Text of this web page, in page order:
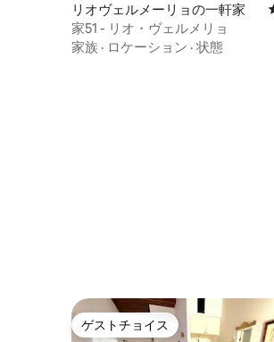
リオヴェルメーリョの一軒家
家51 - リオ・ヴェルメリョ
家族 · ロケーション · 状態
ゲストチョイス
ゲストチョイス